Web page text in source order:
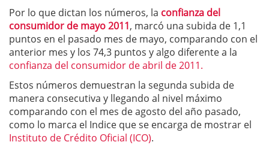
Por lo que dictan los números, la confianza del
consumidor de mayo 2011, marcó una subida de 1,1
puntos en el pasado mes de mayo, comparando con el
anterior mes y los 74,3 puntos y algo diferente a la
confianza del consumidor de abril de 2011.
Estos números demuestran la segunda subida de
manera consecutiva y llegando al nivel máximo
comparando con el mes de agosto del año pasado,
como lo marca el Indice que se encarga de mostrar el
Instituto de Crédito Oficial (ICO).